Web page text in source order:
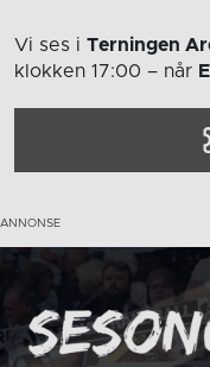
Vi ses i Terningen
klokken 17:00 – når